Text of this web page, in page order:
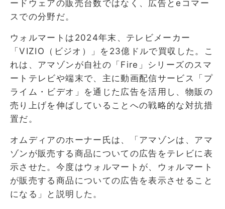
ードウェアの販売台数ではなく、広告とeコマー
スでの分野だ。
ウォルマートは2024年末、テレビメーカー
「VIZIO（ビジオ）」を23億ドルで買収した。こ
れは、アマゾンが自社の「Fire」シリーズのスマ
ートテレビや端末で、主に動画配信サービス「プ
ライム・ビデオ」を通じた広告を活用し、物販の
売り上げを伸ばしていることへの戦略的な対抗措
置だ。
オムディアのホーナー氏は、「アマゾンは、アマ
ゾンが販売する商品についての広告をテレビに表
示させた。今度はウォルマートが、ウォルマート
が販売する商品についての広告を表示させること
になる」と説明した。